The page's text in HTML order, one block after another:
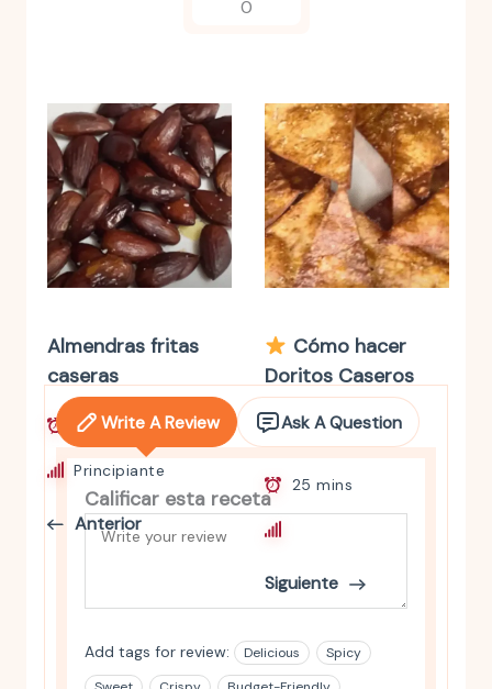
0
Almendras fritas
caseras
15 mins
Principiante
Anterior
Cómo hacer
Doritos Caseros
con Tortillas de
Maíz
25 mins
Siguiente
Write A Review Ask A Question
Calificar esta receta
Add tags for review: Delicious
Spicy